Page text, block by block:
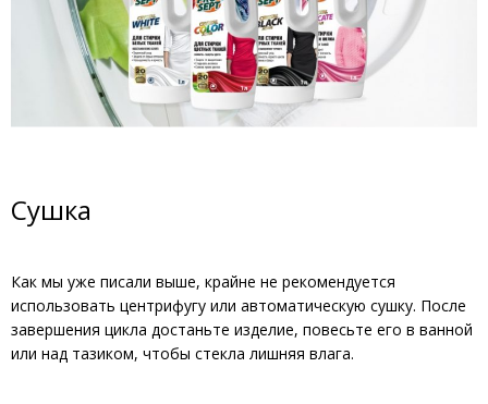
Сушка
Как мы уже писали выше, крайне не рекомендуется
использовать центрифугу или автоматическую сушку. После
завершения цикла достаньте изделие, повесьте его в ванной
или над тазиком, чтобы стекла лишняя влага.